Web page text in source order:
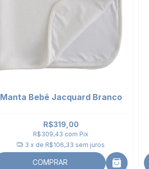
Manta Bebê Jacquard Branco
R$319,00
R$309,43 com Pix
3 x de R$106,33 sem juros
COMPRAR